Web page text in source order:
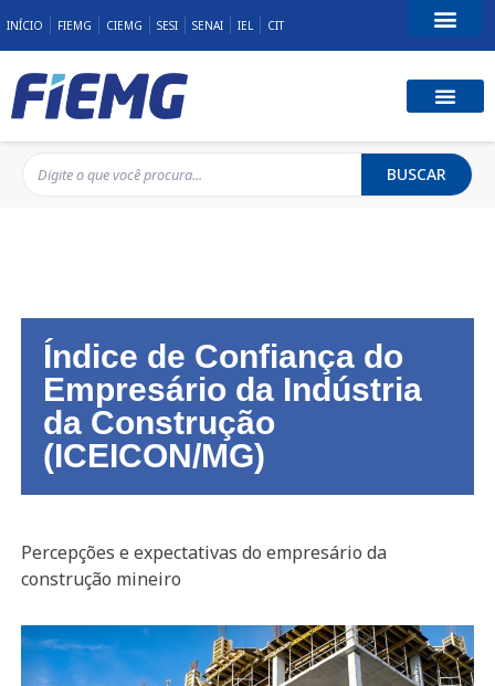
INÍCIO FIEMG CIEMG SESI SENAI IEL CIT
BUSCAR
Índice de Confiança do
Empresário da Indústria
da Construção
(ICEICON/MG)
Percepções e expectativas do empresário da
construção mineiro